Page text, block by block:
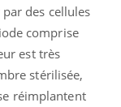
des cellules
comprise
est très
stérilisée,
réimplantent